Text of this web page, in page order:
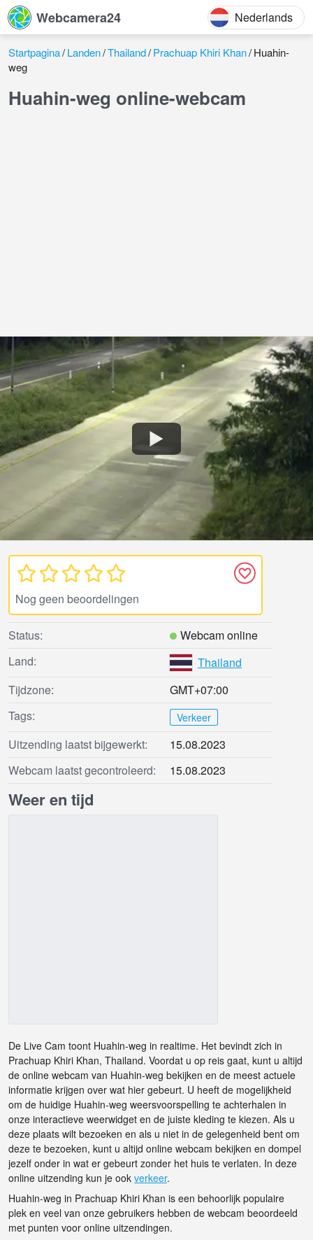
Webcamera24 Nederlands
Startpagina Landen Thailand Prachuap Khiri Khan Huahin-
weg
Huahin-weg online-webcam
Nog geen beoordelingen
Status:
Webcam online
Land:
Thailand
Tijdzone:
GMT+07:00
Tags:
Verkeer
Uitzending laatst bijgewerkt:
15.08.2023
Webcam laatst gecontroleerd:
15.08.2023
Weer en tijd
De Live Cam toont Huahin-weg in realtime. Het bevindt zich in
Prachuap Khiri Khan, Thailand. Voordat u op reis gaat, kunt u altijd
de online webcam van Huahin-weg bekijken en de meest actuele
informatie krijgen over wat hier gebeurt. U heeft de mogelijkheid
om de huidige Huahin-weg weersvoorspelling te achterhalen in
onze interactieve weerwidget en de juiste kleding te kiezen. Als u
deze plaats wilt bezoeken en als u niet in de gelegenheid bent om
deze te bezoeken, kunt u altijd online webcam bekijken en dompel
jezelf onder in wat er gebeurt zonder het huis te verlaten. In deze
online uitzending kun je ook verkeer.
Huahin-weg in Prachuap Khiri Khan is een behoorlijk populaire
plek en veel van onze gebruikers hebben de webcam beoordeeld
met punten voor online uitzendingen.